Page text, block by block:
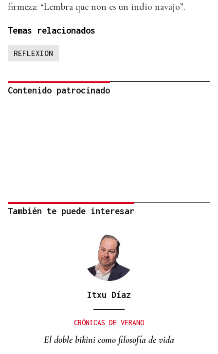
firmeza: “Lembra que non es un indio navajo”.
Temas relacionados
REFLEXION
Contenido patrocinado
También te puede interesar
Itxu Díaz
CRÓNICAS DE VERANO
El doble bikini como filosofía de vida